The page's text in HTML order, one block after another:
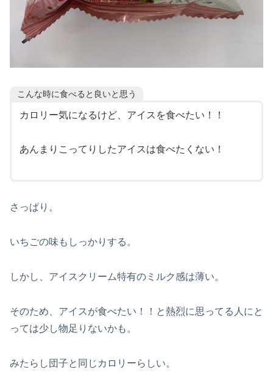
こんな時に食べると良いと思う
カロリー気になるけど、アイスを食べたい！！
あんまりこってりしたアイスは食べたくない！
さっぱり。
いちごの味もしっかりする。
しかし、アイスクリーム特有のミルク感は薄い。
そのため、アイスが食べたい！！と熱烈に思ってる人にと
っては少し物足りないかも。
みたらし団子と同じカロリーらしい。